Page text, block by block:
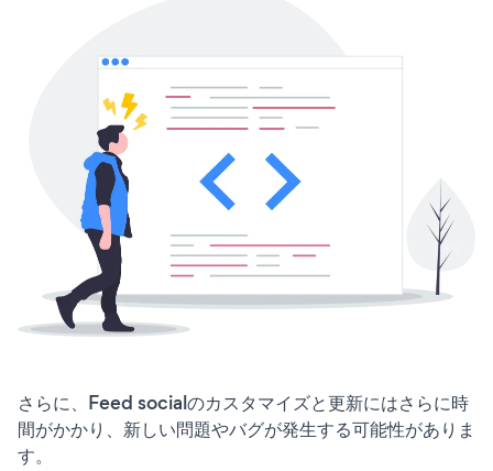
さらに、Feed socialのカスタマイズと更新にはさらに時
間がかかり、新しい問題やバグが発生する可能性がありま
す。